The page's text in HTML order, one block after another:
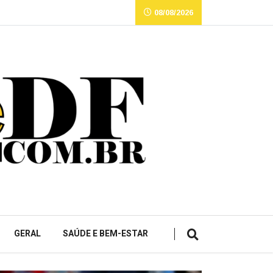
08/08/2026
GERAL SAÚDE E BEM-ESTAR